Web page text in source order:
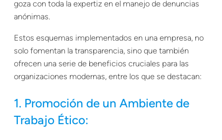
goza con toda la expertiz en el manejo de denuncias
anónimas.
Estos esquemas implementados en una empresa, no
solo fomentan la transparencia, sino que también
ofrecen una serie de beneficios cruciales para las
organizaciones modernas, entre los que se destacan:
1. Promoción de un Ambiente de
Trabajo Ético: